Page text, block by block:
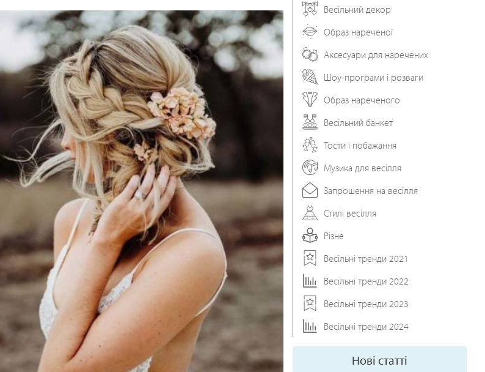
Весільний декор
Образ нареченої
Аксесуари для наречених
Шоу-програми і розваги
Образ нареченого
Весільний банкет
Тости і побажання
Музика для весілля
Запрошення на весілля
Стилі весілля
Різне
Весільні тренди 2021
Весільні тренди 2022
Весільні тренди 2023
Весільні тренди 2024
Нові статті